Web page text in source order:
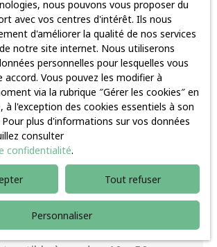
Créer une alerte
nous pouvons vous proposer du
avec vos centres d'intérêt. Ils nous
d'améliorer la qualité de nos services
notre site internet. Nous utiliserons
personnelles pour lesquelles vous
accord. Vous pouvez les modifier à
via la rubrique ″Gérer les cookies″ en
à l'exception des cookies essentiels à son
plus d'informations sur vos données
consulter
confidentialité.
Tout refuser
Personnaliser